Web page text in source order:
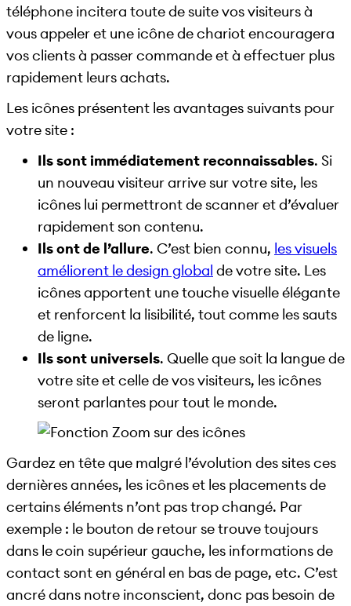
téléphone incitera toute de suite vos visiteurs à
vous appeler et une icône de chariot encouragera
vos clients à passer commande et à effectuer plus
rapidement leurs achats.
Les icônes présentent les avantages suivants pour
votre site :
Ils sont immédiatement reconnaissables. Si
un nouveau visiteur arrive sur votre site, les
icônes lui permettront de scanner et d’évaluer
rapidement son contenu.
Ils ont de l’allure. C’est bien connu, les visuels
améliorent le design global de votre site. Les
icônes apportent une touche visuelle élégante
et renforcent la lisibilité, tout comme les sauts
de ligne.
Ils sont universels. Quelle que soit la langue de
votre site et celle de vos visiteurs, les icônes
seront parlantes pour tout le monde.
Gardez en tête que malgré l’évolution des sites ces
dernières années, les icônes et les placements de
certains éléments n’ont pas trop changé. Par
exemple : le bouton de retour se trouve toujours
dans le coin supérieur gauche, les informations de
contact sont en général en bas de page, etc. C’est
ancré dans notre inconscient, donc pas besoin de